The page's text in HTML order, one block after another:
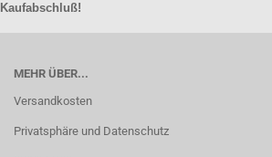
Kaufabschluß!
MEHR ÜBER...
Versandkosten
Privatsphäre und Datenschutz